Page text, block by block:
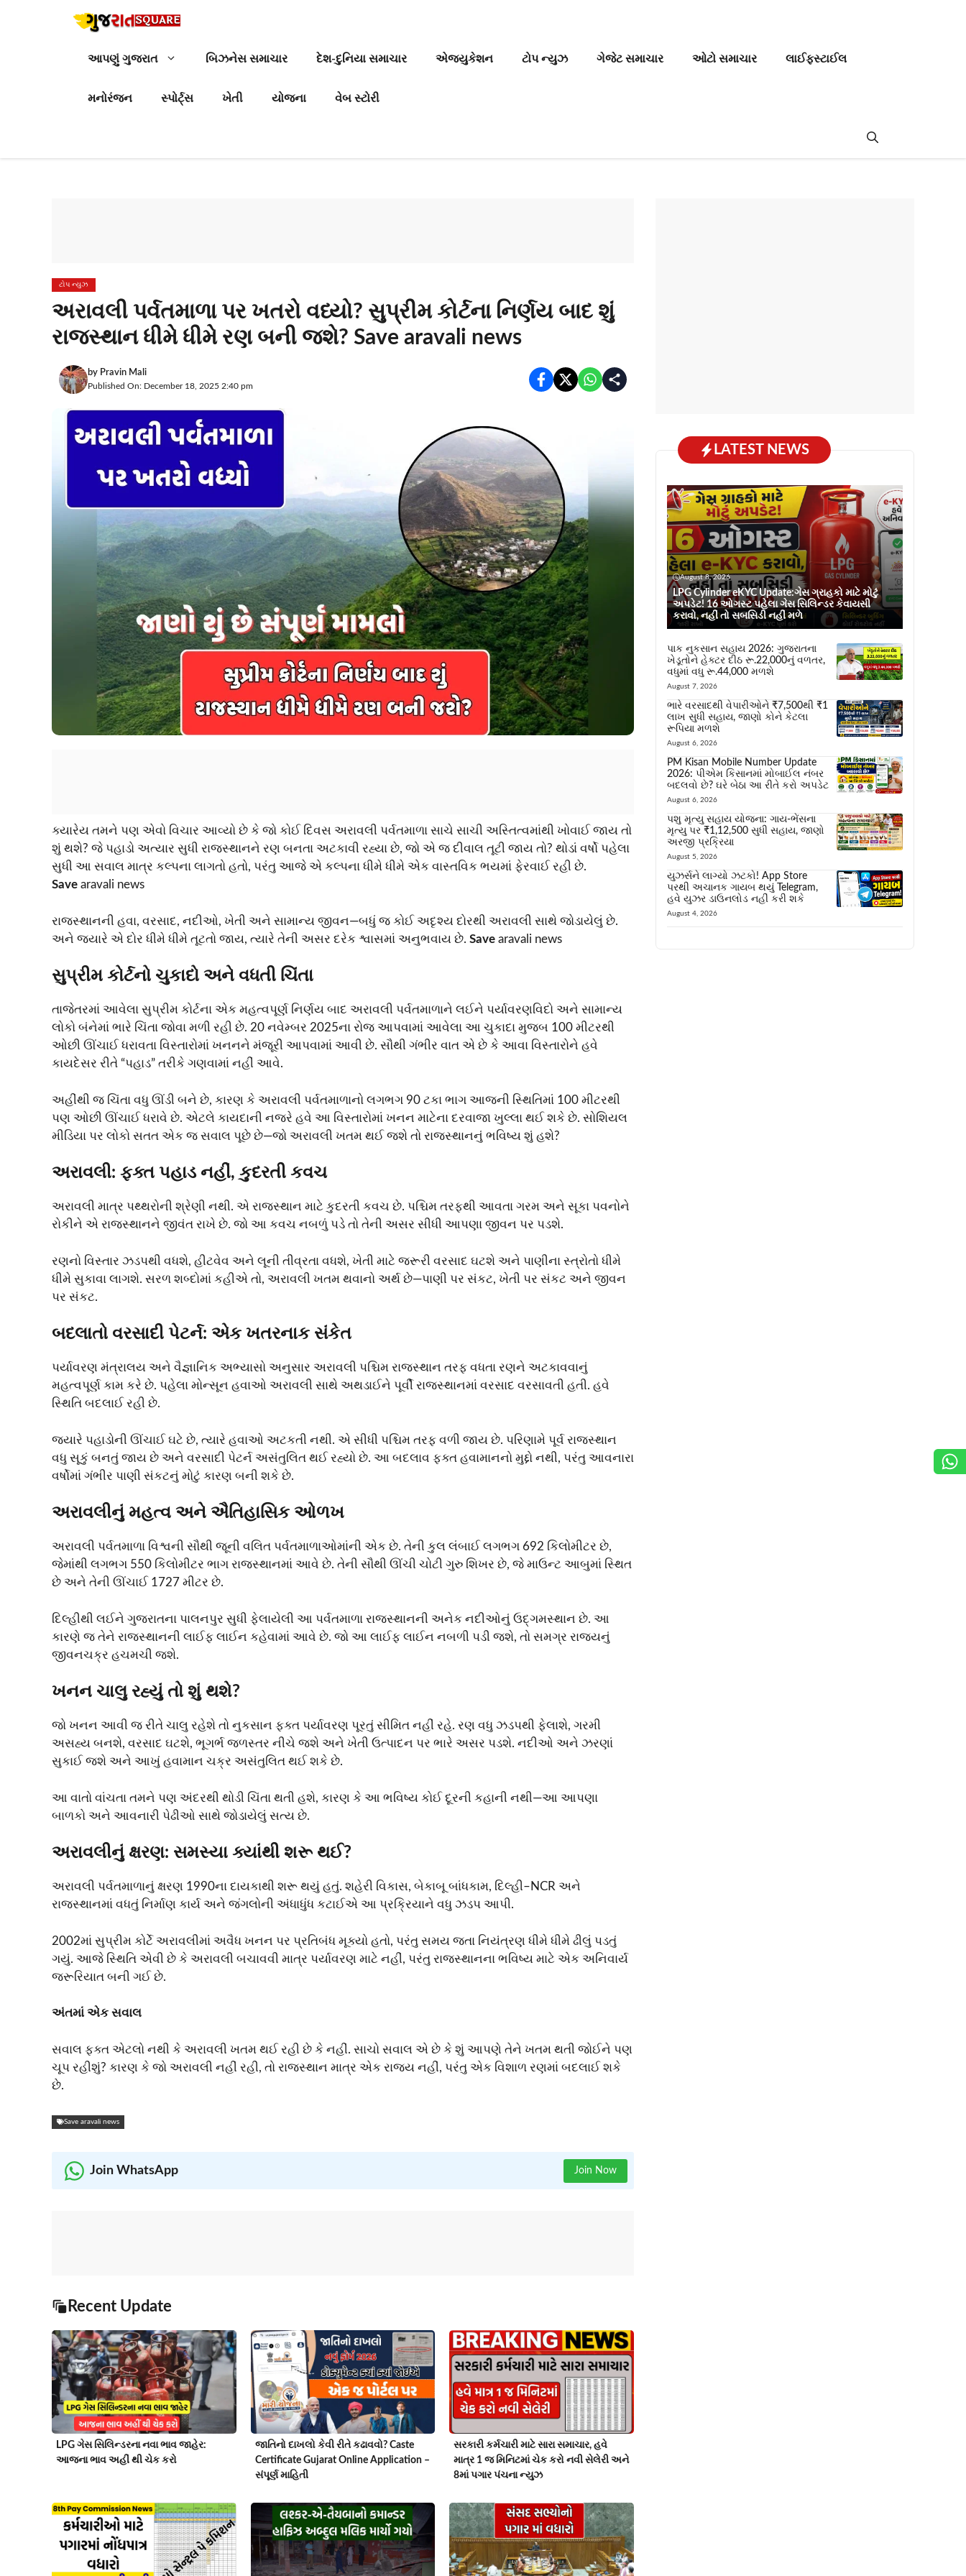
આપણું ગુજરાત બિઝનેસ સમાચાર દેશ-દુનિયા સમાચાર એજ્યુકેશન ટોપ ન્યુઝ ગેજેટ સમાચાર ઓટો સમાચાર લાઈફસ્ટાઈલ
મનોરંજન સ્પોર્ટ્સ ખેતી યોજના વેબ સ્ટોરી
ટોપ ન્યુઝ
અરાવલી પર્વતમાળા પર ખતરો વધ્યો? સુપ્રીમ કોર્ટના નિર્ણય બાદ શું
રાજસ્થાન ધીમે ધીમે રણ બની જશે? Save aravali news
by Pravin Mali
Published On: December 18, 2025 2:40 pm
ક્યારેય તમને પણ એવો વિચાર આવ્યો છે કે જો કોઈ દિવસ અરાવલી પર્વતમાળા સાચે સાચી અસ્તિત્વમાંથી ખોવાઈ જાય તો
શું થશે? જે પહાડો અત્યાર સુધી રાજસ્થાનને રણ બનતા અટકાવી રહ્યા છે, જો એ જ દીવાલ તૂટી જાય તો? થોડાં વર્ષો પહેલા
સુધી આ સવાલ માત્ર કલ્પના લાગતો હતો, પરંતુ આજે એ કલ્પના ધીમે ધીમે એક વાસ્તવિક ભયમાં ફેરવાઈ રહી છે.
Save aravali news
રાજસ્થાનની હવા, વરસાદ, નદીઓ, ખેતી અને સામાન્ય જીવન—બધું જ કોઈ અદૃશ્ય દોરથી અરાવલી સાથે જોડાયેલું છે.
અને જ્યારે એ દોર ધીમે ધીમે તૂટતો જાય, ત્યારે તેની અસર દરેક શ્વાસમાં અનુભવાય છે. Save aravali news
સુપ્રીમ કોર્ટનો ચુકાદો અને વધતી ચિંતા
તાજેતરમાં આવેલા સુપ્રીમ કોર્ટના એક મહત્વપૂર્ણ નિર્ણય બાદ અરાવલી પર્વતમાળાને લઈને પર્યાવરણવિદો અને સામાન્ય
લોકો બંનેમાં ભારે ચિંતા જોવા મળી રહી છે. 20 નવેમ્બર 2025ના રોજ આપવામાં આવેલા આ ચુકાદા મુજબ 100 મીટરથી
ઓછી ઊંચાઈ ધરાવતા વિસ્તારોમાં ખનનને મંજૂરી આપવામાં આવી છે. સૌથી ગંભીર વાત એ છે કે આવા વિસ્તારોને હવે
કાયદેસર રીતે “પહાડ” તરીકે ગણવામાં નહીં આવે.
અહીંથી જ ચિંતા વધુ ઊંડી બને છે, કારણ કે અરાવલી પર્વતમાળાનો લગભગ 90 ટકા ભાગ આજની સ્થિતિમાં 100 મીટરથી
પણ ઓછી ઊંચાઈ ધરાવે છે. એટલે કાયદાની નજરે હવે આ વિસ્તારોમાં ખનન માટેના દરવાજા ખુલ્લા થઈ શકે છે. સોશિયલ
મીડિયા પર લોકો સતત એક જ સવાલ પૂછે છે—જો અરાવલી ખતમ થઈ જશે તો રાજસ્થાનનું ભવિષ્ય શું હશે?
અરાવલી: ફક્ત પહાડ નહીં, કુદરતી કવચ
અરાવલી માત્ર પથ્થરોની શ્રેણી નથી. એ રાજસ્થાન માટે કુદરતી કવચ છે. પશ્ચિમ તરફથી આવતા ગરમ અને સૂકા પવનોને
રોકીને એ રાજસ્થાનને જીવંત રાખે છે. જો આ કવચ નબળું પડે તો તેની અસર સીધી આપણા જીવન પર પડશે.
રણનો વિસ્તાર ઝડપથી વધશે, હીટવેવ અને લૂની તીવ્રતા વધશે, ખેતી માટે જરૂરી વરસાદ ઘટશે અને પાણીના સ્ત્રોતો ધીમે
ધીમે સુકાવા લાગશે. સરળ શબ્દોમાં કહીએ તો, અરાવલી ખતમ થવાનો અર્થ છે—પાણી પર સંકટ, ખેતી પર સંકટ અને જીવન
પર સંકટ.
બદલાતો વરસાદી પેટર્ન: એક ખતરનાક સંકેત
પર્યાવરણ મંત્રાલય અને વૈજ્ઞાનિક અભ્યાસો અનુસાર અરાવલી પશ્ચિમ રાજસ્થાન તરફ વધતા રણને અટકાવવાનું
મહત્વપૂર્ણ કામ કરે છે. પહેલા મોન્સૂન હવાઓ અરાવલી સાથે અથડાઈને પૂર્વી રાજસ્થાનમાં વરસાદ વરસાવતી હતી. હવે
સ્થિતિ બદલાઈ રહી છે.
જ્યારે પહાડોની ઊંચાઈ ઘટે છે, ત્યારે હવાઓ અટકતી નથી. એ સીધી પશ્ચિમ તરફ વળી જાય છે. પરિણામે પૂર્વ રાજસ્થાન
વધુ સૂકું બનતું જાય છે અને વરસાદી પેટર્ન અસંતુલિત થઈ રહ્યો છે. આ બદલાવ ફક્ત હવામાનનો મુદ્દો નથી, પરંતુ આવનારા
વર્ષોમાં ગંભીર પાણી સંકટનું મોટું કારણ બની શકે છે.
અરાવલીનું મહત્વ અને ઐતિહાસિક ઓળખ
અરાવલી પર્વતમાળા વિશ્વની સૌથી જૂની વલિત પર્વતમાળાઓમાંની એક છે. તેની કુલ લંબાઈ લગભગ 692 કિલોમીટર છે,
જેમાંથી લગભગ 550 કિલોમીટર ભાગ રાજસ્થાનમાં આવે છે. તેની સૌથી ઊંચી ચોટી ગુરુ શિખર છે, જે માઉન્ટ આબુમાં સ્થિત
છે અને તેની ઊંચાઈ 1727 મીટર છે.
દિલ્હીથી લઈને ગુજરાતના પાલનપુર સુધી ફેલાયેલી આ પર્વતમાળા રાજસ્થાનની અનેક નદીઓનું ઉદ્ગમસ્થાન છે. આ
કારણે જ તેને રાજસ્થાનની લાઈફ લાઈન કહેવામાં આવે છે. જો આ લાઈફ લાઈન નબળી પડી જશે, તો સમગ્ર રાજ્યનું
જીવનચક્ર હચમચી જશે.
ખનન ચાલુ રહ્યું તો શું થશે?
જો ખનન આવી જ રીતે ચાલુ રહેશે તો નુકસાન ફક્ત પર્યાવરણ પૂરતું સીમિત નહીં રહે. રણ વધુ ઝડપથી ફેલાશે, ગરમી
અસહ્ય બનશે, વરસાદ ઘટશે, ભૂગર્ભ જળસ્તર નીચે જશે અને ખેતી ઉત્પાદન પર ભારે અસર પડશે. નદીઓ અને ઝરણાં
સુકાઈ જશે અને આખું હવામાન ચક્ર અસંતુલિત થઈ શકે છે.
આ વાતો વાંચતા તમને પણ અંદરથી થોડી ચિંતા થતી હશે, કારણ કે આ ભવિષ્ય કોઈ દૂરની કહાની નથી—આ આપણા
બાળકો અને આવનારી પેઢીઓ સાથે જોડાયેલું સત્ય છે.
અરાવલીનું ક્ષરણ: સમસ્યા ક્યાંથી શરૂ થઈ?
અરાવલી પર્વતમાળાનું ક્ષરણ 1990ના દાયકાથી શરૂ થયું હતું. શહેરી વિકાસ, બેકાબૂ બાંધકામ, દિલ્હી–NCR અને
રાજસ્થાનમાં વધતું નિર્માણ કાર્ય અને જંગલોની અંધાધુંધ કટાઈએ આ પ્રક્રિયાને વધુ ઝડપ આપી.
2002માં સુપ્રીમ કોર્ટે અરાવલીમાં અવૈધ ખનન પર પ્રતિબંધ મૂક્યો હતો, પરંતુ સમય જતા નિયંત્રણ ધીમે ધીમે ઢીલું પડતું
ગયું. આજે સ્થિતિ એવી છે કે અરાવલી બચાવવી માત્ર પર્યાવરણ માટે નહીં, પરંતુ રાજસ્થાનના ભવિષ્ય માટે એક અનિવાર્ય
જરૂરિયાત બની ગઈ છે.
અંતમાં એક સવાલ
સવાલ ફક્ત એટલો નથી કે અરાવલી ખતમ થઈ રહી છે કે નહીં. સાચો સવાલ એ છે કે શું આપણે તેને ખતમ થતી જોઈને પણ
ચૂપ રહીશું? કારણ કે જો અરાવલી નહીં રહી, તો રાજસ્થાન માત્ર એક રાજ્ય નહીં, પરંતુ એક વિશાળ રણમાં બદલાઈ શકે
છે.
Save aravali news
Join WhatsApp Join Now
Recent Update
LPG ગેસ સિલિન્ડરના નવા ભાવ જાહેર:
આજના ભાવ અહીં થી ચેક કરો
જાતિનો દાખલો કેવી રીતે કઢાવવો? Caste
Certificate Gujarat Online Application –
સંપૂર્ણ માહિતી
સરકારી કર્મચારી માટે સારા સમાચાર, હવે
માત્ર 1 જ મિનિટમાં ચેક કરો નવી સેલેરી અને
8માં પગાર પંચના ન્યુઝ
LATEST NEWS
August 8, 2026
LPG Cylinder eKYC Update:ગેસ ગ્રાહકો માટે મોટું
અપડેટ! 16 ઓગસ્ટ પહેલા ગેસ સિલિન્ડર કેવાયસી
કરાવો, નહીં તો સબસિડી નહીં મળે
પાક નુકસાન સહાય 2026: ગુજરાતના
ખેડૂતોને હેક્ટર દીઠ રૂ.22,000નું વળતર,
વધુમાં વધુ રૂ.44,000 મળશે
August 7, 2026
ભારે વરસાદથી વેપારીઓને ₹7,500થી ₹1
લાખ સુધી સહાય, જાણો કોને કેટલા
રૂપિયા મળશે
August 6, 2026
PM Kisan Mobile Number Update
2026: પીએમ કિસાનમાં મોબાઈલ નંબર
બદલવો છે? ઘરે બેઠા આ રીતે કરો અપડેટ
August 6, 2026
પશુ મૃત્યુ સહાય યોજના: ગાય-ભેંસના
મૃત્યુ પર ₹1,12,500 સુધી સહાય, જાણો
અરજી પ્રક્રિયા
August 5, 2026
યુઝર્સને લાગ્યો ઝટકો! App Store
પરથી અચાનક ગાયબ થયું Telegram,
હવે યુઝર ડાઉનલોડ નહીં કરી શકે
August 4, 2026